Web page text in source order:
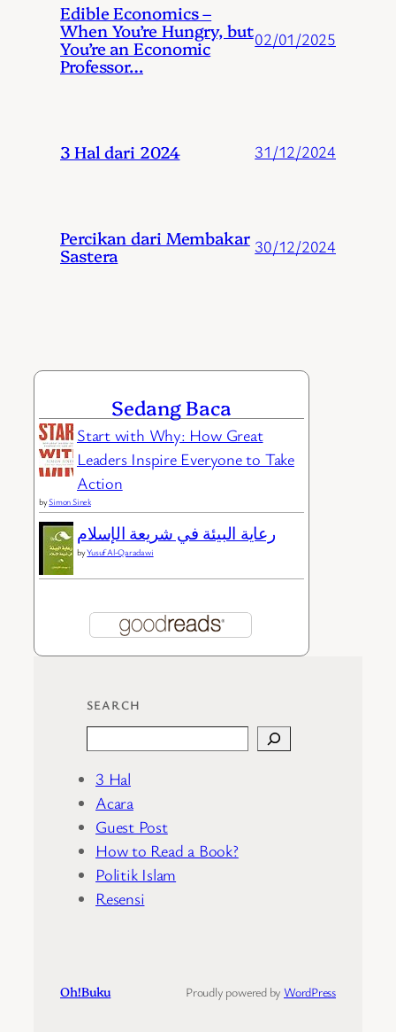
Edible Economics –
When You’re Hungry, but
You’re an Economic
Professor…
02/01/2025
3 Hal dari 2024 31/12/2024
Percikan dari Membakar
Sastera 30/12/2024
Sedang Baca
Start with Why: How Great
Leaders Inspire Everyone to Take
Action
bySimon Sinek
رعاية البيئة في شريعة الإسلام
byYusuf Al-Qaradawi
SEARCH
3 Hal
Acara
Guest Post
How to Read a Book?
Politik Islam
Resensi
Oh!Buku Proudly powered by WordPress